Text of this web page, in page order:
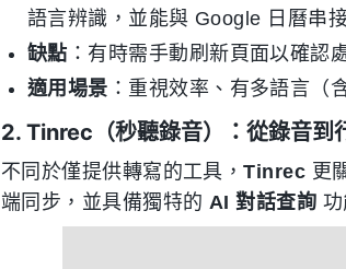
語言辨識，並能與 Google 日曆串
缺點 ：有時需手動刷新頁面以確認
適用場景 ：重視效率、有多語言（
2. Tinrec（秒聽錄音）：從錄音到
不同於僅提供轉寫的工具，Tinrec 更
端同步，並具備獨特的 AI 對話查詢 功